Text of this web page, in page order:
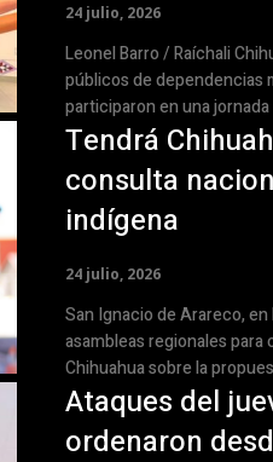
24 julio, 2026
Leonel Barro / Raíchali Chihuahua - Más de 35 servidores
públicos de dependencias
participaron en una
Tendrá
consulta
indígena
24 julio, 2026
San Ignacio de Arareco,
asambleas regionales
Chihuahua sobre la
Ataques del
ordenaron